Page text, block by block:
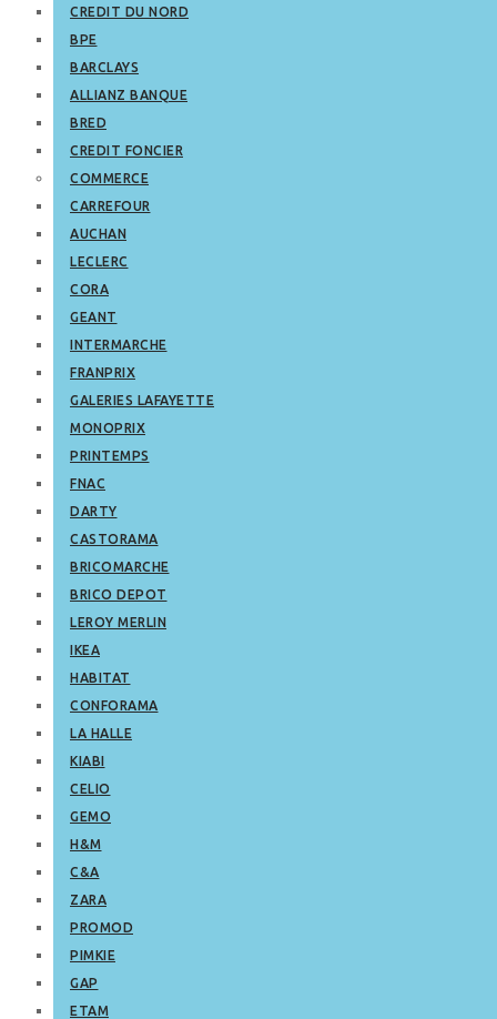
CREDIT DU NORD
BPE
BARCLAYS
ALLIANZ BANQUE
BRED
CREDIT FONCIER
COMMERCE
CARREFOUR
AUCHAN
LECLERC
CORA
GEANT
INTERMARCHE
FRANPRIX
GALERIES LAFAYETTE
MONOPRIX
PRINTEMPS
FNAC
DARTY
CASTORAMA
BRICOMARCHE
BRICO DEPOT
LEROY MERLIN
IKEA
HABITAT
CONFORAMA
LA HALLE
KIABI
CELIO
GEMO
H&M
C&A
ZARA
PROMOD
PIMKIE
GAP
ETAM